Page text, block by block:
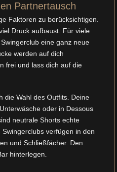
Partnertausch
Faktoren zu berücksichtigen.
Druck aufbaust. Für viele
eine ganz neue
werden auf dich
frei und lass dich auf die
die Wahl des Outfits. Deine
oder in Dessous
neutrale Shorts echte
verfügen in den
und Schließfächer. Den
hinterlegen.